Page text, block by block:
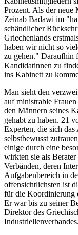
Prozent. Als der neue
Zeinab Badawi im
schändlicher
Griechenlands
haben wir nicht so
zu gehen." Daraufhin
Kandidatinnen zu
ins Kabinett zu
Man sieht den
auf ministrable
den Männern seines
gehabt zu haben. 21
Experten, die sich
selbstbewusst
einige durch eine
wirkten sie als
Verbänden, deren
Aufgabenbereich in
offensichtlichsten ist
für die Koordinierung
Er war bis zu seiner
Direktor des
Industriellenverbandes.